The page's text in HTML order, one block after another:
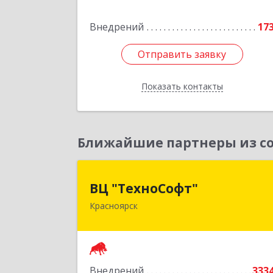
Внедрений
Отправить заявку
Показать контакты
Отправить заявку
Назад
Ближайшие партнеры из
ВЦ "ТехноСофт"
Красноярск
ВЦ "ТехноСофт"